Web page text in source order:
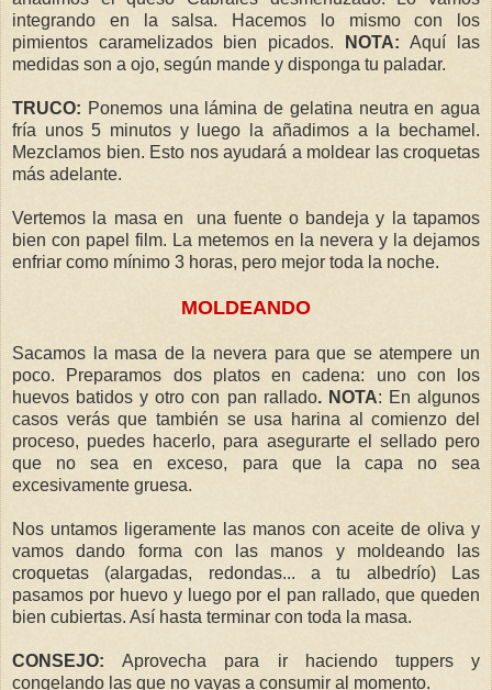
integrando en la salsa. Hacemos lo mismo con los
pimientos caramelizados bien picados.
NOTA:Aquí las
medidas son a ojo, según mande y disponga tu paladar.
TRUCO: Ponemos una lámina de gelatina neutra en agua
fría unos 5 minutos y luego la añadimos a la bechamel.
Mezclamos bien. Esto nos ayudará a moldear las croquetas
más adelante.
Vertemos la masa en una fuente o bandeja y la tapamos
bien con papel film. La metemos en la nevera y la dejamos
enfriar como mínimo 3 horas, pero mejor toda la noche.
MOLDEANDO
Sacamos la masa de la nevera para que se atempere un
poco. Preparamos dos platos en cadena: uno con los
huevos batidos y otro con pan rallado. NOTA: En algunos
casos verás que también se usa harina al comienzo del
proceso, puedes hacerlo, para asegurarte el sellado pero
que no sea en exceso, para que la capa no sea
excesivamente gruesa.
Nos untamos ligeramente las manos con aceite de oliva y
vamos dando forma con las manos y moldeando las
croquetas (alargadas, redondas... a tu albedrío) Las
pasamos por huevo y luego por el pan rallado, que queden
bien cubiertas. Así hasta terminar con toda la masa.
CONSEJO:Aprovecha para ir haciendo tuppers y
congelando las que no vayas a consumir al momento.